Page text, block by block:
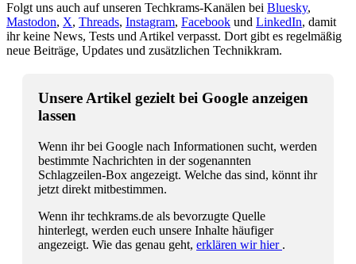
Folgt uns auch auf unseren Techkrams-Kanälen bei Bluesky,
Mastodon, X, Threads, Instagram, Facebook und LinkedIn, damit
ihr keine News, Tests und Artikel verpasst. Dort gibt es regelmäßig
neue Beiträge, Updates und zusätzlichen Technikkram.
Unsere Artikel gezielt bei Google anzeigen
lassen
Wenn ihr bei Google nach Informationen sucht, werden
bestimmte Nachrichten in der sogenannten
Schlagzeilen-Box angezeigt. Welche das sind, könnt ihr
jetzt direkt mitbestimmen.
Wenn ihr techkrams.de als bevorzugte Quelle
hinterlegt, werden euch unsere Inhalte häufiger
angezeigt. Wie das genau geht, erklären wir hier .